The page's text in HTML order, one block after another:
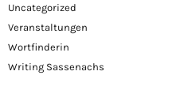
Uncategorized
Veranstaltungen
Wortfinderin
Writing Sassenachs